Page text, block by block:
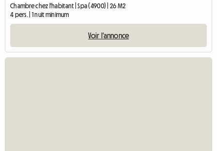
Chambre chez l'habitant | Spa (4900) | 26 M2
4 pers. | 1 nuit minimum
Voir l'annonce